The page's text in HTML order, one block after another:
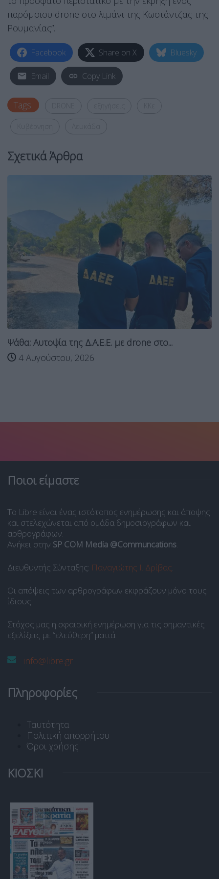
παρόμοιου drone στο λιμάνι της Κωστάντζας της
Ρουμανίας”.
Facebook Share on X Bluesky
Email Copy Link
Tags:
Σχετικά Άρθρα
Ψάθα: Αυτοψία της Δ.Α.Ε.Ε. με drone στο...
4 Αυγούστου, 2026
Ποιοι είμαστε
Το Libre είναι ένας ιστότοπος ενημέρωσης και άποψης
και στελεχώνεται από ομάδα δημοσιογράφων και
αρθρογράφων.
Ανήκει στην SP COM Media @Communcations.
Διευθυντής Σύνταξης: Παναγιώτης Ι. Δρίβας.
Οι απόψεις των αρθρογράφων εκφράζουν μόνο τους
ίδιους.
Στόχος μας η σφαιρική ενημέρωση για τις σημαντικές
εξελίξεις με “ελεύθερη” ματιά.
info@libre.gr
Πληροφορίες
Ταυτότητα
Πολιτική απορρήτου
Όροι χρήσης
ΚΙΟΣΚΙ